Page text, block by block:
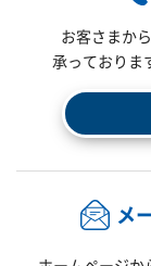
お客さまか
承っておりま
メ